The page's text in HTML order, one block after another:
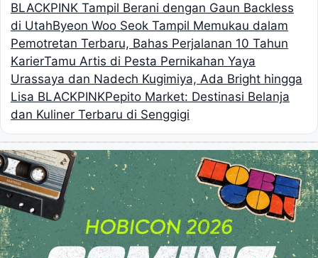
BLACKPINK Tampil Berani dengan Gaun Backless
di UtahByeon Woo Seok Tampil Memukau dalam
Pemotretan Terbaru, Bahas Perjalanan 10 Tahun
KarierTamu Artis di Pesta Pernikahan Yaya
Urassaya dan Nadech Kugimiya, Ada Bright hingga
Lisa BLACKPINKPepito Market: Destinasi Belanja
dan Kuliner Terbaru di Senggigi